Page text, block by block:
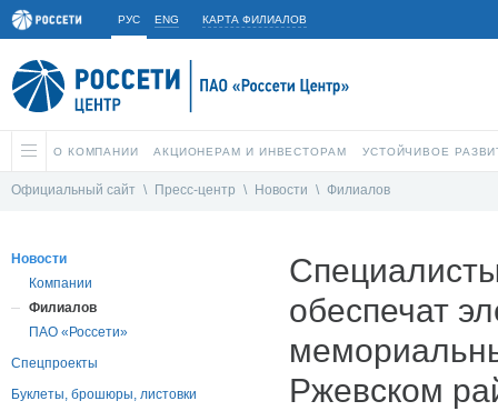
РУС ENG КАРТА ФИЛИАЛОВ
О КОМПАНИИ АКЦИОНЕРАМ И ИНВЕСТОРАМ УСТОЙЧИВОЕ
Официальный сайт \ Пресс-центр \ Новости \ Филиалов
Новости
Компании
Филиалов
ПАО «Россети»
Спецпроекты
Буклеты, брошюры, листовки
обеспечат
Ржевском